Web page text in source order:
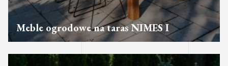
Meble ogrodowe na taras NIMES I